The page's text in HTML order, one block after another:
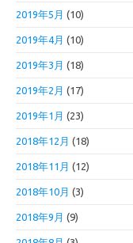
2019年5月 (10)
2019年4月 (10)
2019年3月 (18)
2019年2月 (17)
2019年1月 (23)
2018年12月 (18)
2018年11月 (12)
2018年10月 (3)
2018年9月 (9)